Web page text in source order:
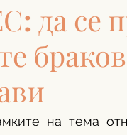
да се
на тема